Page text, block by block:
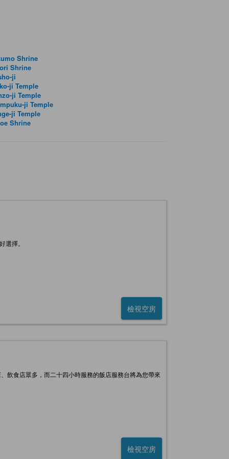
Shrine
Shrine
ji
ji Temple
ji Temple
ji Temple
ji Temple
Shrine
擇。
檢視空房
飲食店眾多，而二十四小時服務的飯店服務台將為您帶來
檢視空房